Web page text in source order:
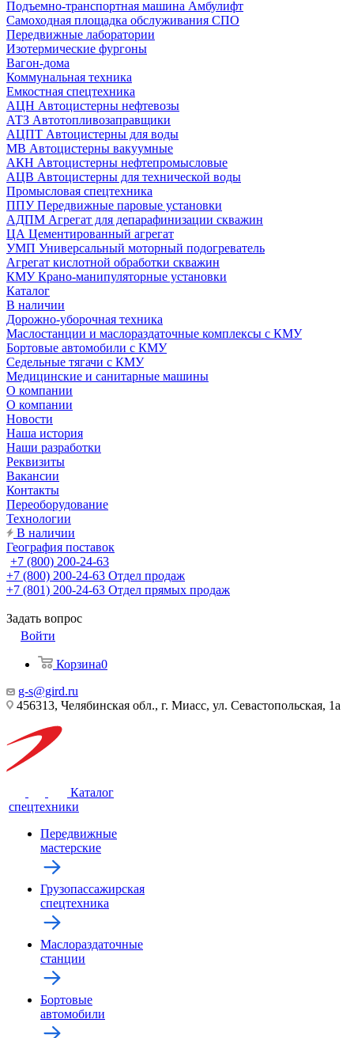
Подъемно-транспортная машина Амбулифт
Самоходная площадка обслуживания СПО
Передвижные лаборатории
Изотермические фургоны
Вагон-дома
Коммунальная техника
Емкостная спецтехника
АЦН Автоцистерны нефтевозы
АТЗ Автотопливозаправщики
АЦПТ Автоцистерны для воды
МВ Автоцистерны вакуумные
АКН Автоцистерны нефтепромысловые
АЦВ Автоцистерны для технической воды
Промысловая спецтехника
ППУ Передвижные паровые установки
АДПМ Агрегат для депарафинизации скважин
ЦА Цементированный агрегат
УМП Универсальный моторный подогреватель
Агрегат кислотной обработки скважин
КМУ Крано-манипуляторные установки
Каталог
В наличии
Дорожно-уборочная техника
Маслостанции и маслораздаточные комплексы с КМУ
Бортовые автомобили с КМУ
Седельные тягачи с КМУ
Медицинские и санитарные машины
О компании
О компании
Новости
Наша история
Наши разработки
Реквизиты
Вакансии
Контакты
Переоборудование
Технологии
В наличии
География поставок
+7 (800) 200-24-63
+7 (800) 200-24-63 Отдел продаж
+7 (801) 200-24-63 Отдел прямых продаж
Задать вопрос
Войти
Корзина0
g-s@gird.ru
456313, Челябинская обл., г. Миасс, ул. Севастопольская, 1а
Каталог
спецтехники
Передвижные
мастерские
Грузопассажирская
спецтехника
Маслораздаточные
станции
Бортовые
автомобили